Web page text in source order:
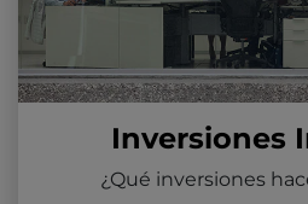
Inversiones
¿Qué inversiones